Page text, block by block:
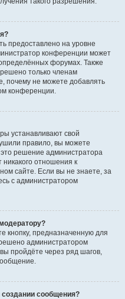
предоставлено на уровне
конференции может
форумах. Также
только членам
почему не можете добавлять
конференции.
устанавливают свой
правило, вы можете
решение администратора
отношения к
сайте. Если вы не знаете, за
с администратором
кнопку, предназначенную для
администратором
пройдёте через ряд шагов,
создании сообщения?